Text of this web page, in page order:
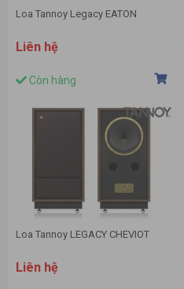
Loa Tannoy Legacy EATON
Liên hệ
Còn hàng
Loa Tannoy LEGACY CHEVIOT
Liên hệ